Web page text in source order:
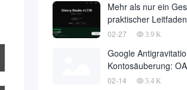
Mehr als nur ein
praktischer
Einsatz von
02-27 3.9 K
Google
Kontosäuberung:
Missbrauch löst
02-14 5.4 K